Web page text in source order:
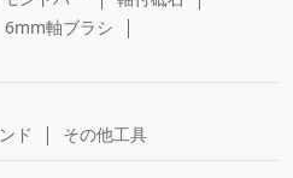
6mm軸ブラシ
ド その他工具